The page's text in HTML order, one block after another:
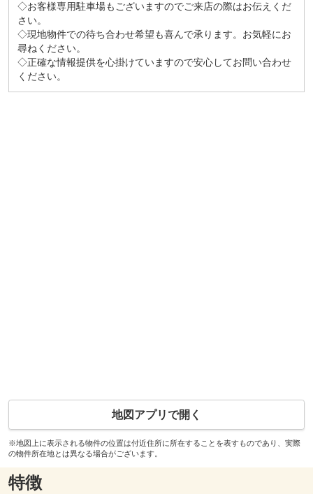
◇お客様専用駐車場もございますのでご来店の際はお伝えくだ
さい。
◇現地物件での待ち合わせ希望も喜んで承ります。お気軽にお
尋ねください。
◇正確な情報提供を心掛けていますので安心してお問い合わせ
ください。
地図アプリで開く
※地図上に表示される物件の位置は付近住所に所在することを表すものであり、実際
の物件所在地とは異なる場合がございます。
特徴